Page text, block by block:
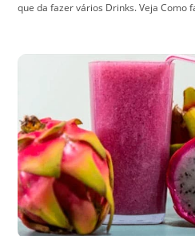
que da fazer vários Drinks. Veja Como